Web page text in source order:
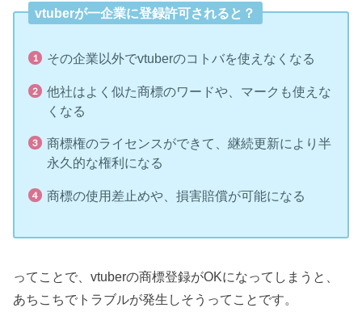
vtuberが一企業に登録許可されると？
その企業以外でvtuberのコトバを使えなくなる
他社はよく似た商標のワードや、マークも使えな
くなる
商標権のライセンスができて、継続更新により半
永久的な権利になる
商標の使用差止めや、損害賠償が可能になる
ってことで、vtuberの商標登録がOKになってしまうと、
あちこちでトラブルが発生しそうってことです。